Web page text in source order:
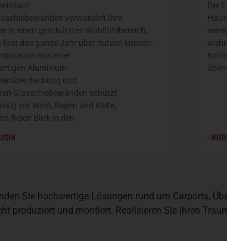
verwandelt Ihre
in einen geschützten Wohlfühlbereich,
fast das ganze Jahr über nutzen können.
aus einer
Aluminium-
und
Glasschiebewänden schützt
vor Wind, Regen und Kälte,
freien Blick in den
Der
›
Sie hochwertige Lösungen rund um Carports,
produziert und montiert. Realisieren Sie Ihren